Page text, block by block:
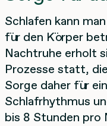
Schlafen kann
für den Körper
Nachtruhe erholt
Prozesse statt,
Sorge daher für
Schlafrhythmus
bis 8 Stunden pro